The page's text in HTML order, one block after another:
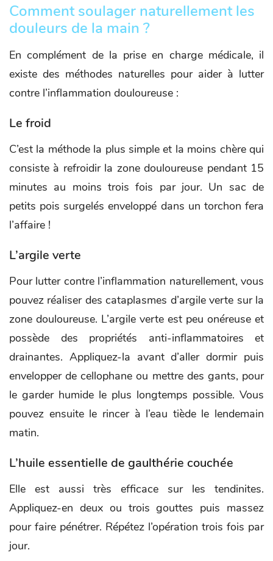
Comment soulager naturellement les
douleurs de la main ?
En complément de la prise en charge médicale, il
existe des méthodes naturelles pour aider à lutter
contre l’inflammation douloureuse :
Le froid
C’est la méthode la plus simple et la moins chère qui
consiste à refroidir la zone douloureuse pendant 15
minutes au moins trois fois par jour. Un sac de
petits pois surgelés enveloppé dans un torchon fera
l’affaire !
L’argile verte
Pour lutter contre l’inflammation naturellement, vous
pouvez réaliser des cataplasmes d’argile verte sur la
zone douloureuse. L’argile verte est peu onéreuse et
possède des propriétés anti-inflammatoires et
drainantes. Appliquez-la avant d’aller dormir puis
envelopper de cellophane ou mettre des gants, pour
le garder humide le plus longtemps possible. Vous
pouvez ensuite le rincer à l’eau tiède le lendemain
matin.
L’huile essentielle de gaulthérie couchée
Elle est aussi très efficace sur les tendinites.
Appliquez-en deux ou trois gouttes puis massez
pour faire pénétrer. Répétez l’opération trois fois par
jour.